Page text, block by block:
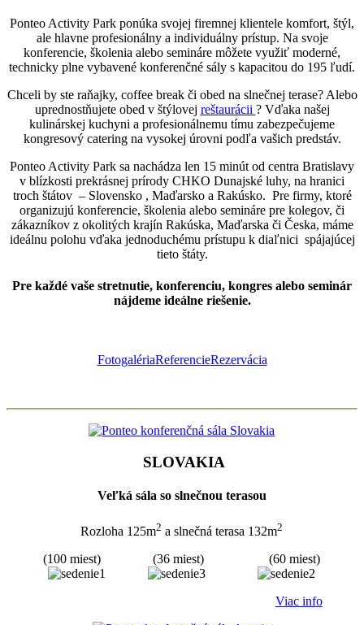
Ponteo Activity Park ponúka svojej firemnej klientele komfort, štýl,
ale hlavne profesionálny a individuálny prístup. Na svoje
konferencie, školenia alebo semináre môžete využiť moderné,
technicky plne vybavené konferenčné sály s kapacitou do 195 ľudí.
Chceli by ste raňajky, coffee break či obed na slnečnej terase? Alebo
uprednostňujete obed v štýlovej reštaurácii ? Vďaka našej
kulinárskej kuchyni a profesionálnemu tímu zabezpečujeme
kongresový catering na vysokej úrovni podľa vašich predstáv.
Ponteo Activity Park sa nachádza len 15 minút od centra Bratislavy
v blízkosti prekrásnej prírody CHKO Dunajské luhy, na hranici
troch štátov – Slovensko , Maďarsko a Rakúsko. Pre firmy, ktoré
organizujú konferencie, školenia alebo semináre pre kolegov, či
zákazníkov z okolitých krajín Rakúska, Maďarska či Česka, máme
ideálnu polohu vďaka jednoduchému prístupu k diaľnici spájajúcej
tieto štáty.
Pre každé vaše stretnutie, konferenciu, kongres alebo seminár
nájdeme ideálne riešenie.
FotogalériaReferencieRezervácia
SLOVAKIA
Veľká sála so slnečnou terasou
Rozloha 125m2 a slnečná terasa 132m2
(100 miest) (36 miest) (60 miest)
Viac info